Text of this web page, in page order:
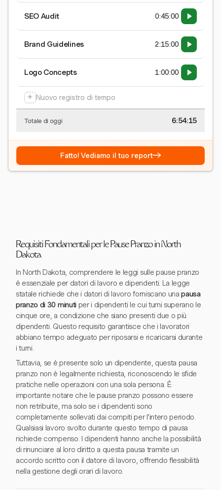
SEO Audit 0:45:00
Brand Guidelines 2:15:00
Logo Concepts 1:00:00
+ Nuovo registro di tempo
Totale di oggi 6:54:15
Fatto! Vediamo il tuo report→
Requisiti Fondamentali per le Pause Pranzo in North
Dakota
In North Dakota, comprendere le leggi sulle pause pranzo
è essenziale per datori di lavoro e dipendenti. La legge
statale richiede che i datori di lavoro forniscano unapausa
pranzo di 30 minutiper i dipendenti le cui turni superano le
cinque ore, a condizione che siano presenti due o più
dipendenti. Questo requisito garantisce che i lavoratori
abbiano tempo adeguato per riposarsi e ricaricarsi durante
i turni.
Tuttavia, se è presente solo un dipendente, questa pausa
pranzo non è legalmente richiesta, riconoscendo le sfide
pratiche nelle operazioni con una sola persona. È
importante notare che le pause pranzo possono essere
non retribuite, ma solo se i dipendenti sono
completamente sollevati dai compiti per l'intero periodo.
Qualsiasi lavoro svolto durante questo tempo di pausa
richiede compenso. I dipendenti hanno anche la possibilità
di rinunciare al loro diritto a questa pausa tramite un
accordo scritto con il datore di lavoro, offrendo flessibilità
nella gestione degli orari di lavoro.